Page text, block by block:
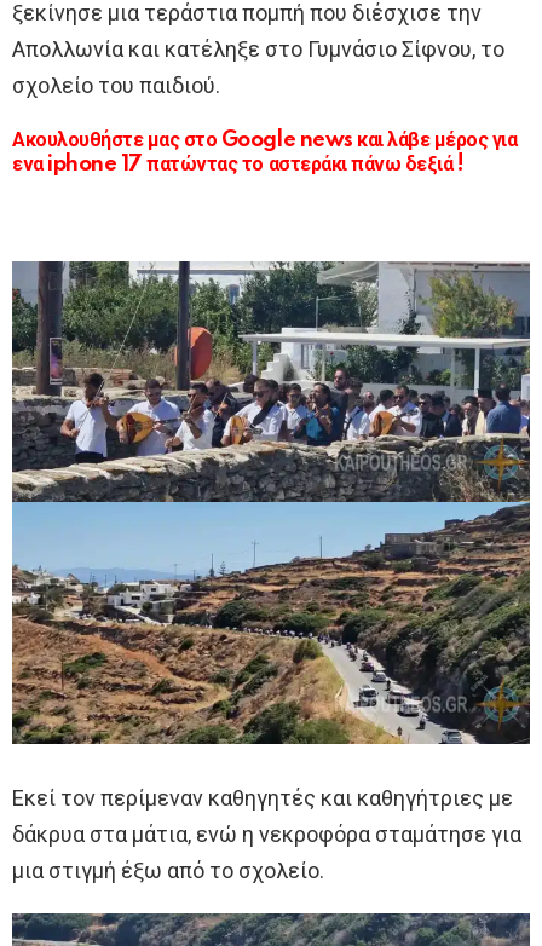
ξεκίνησε μια τεράστια πομπή που διέσχισε την
Απολλωνία και κατέληξε στο Γυμνάσιο Σίφνου, το
σχολείο του παιδιού.
Ακουλουθήστε μας στο Google news και λάβε μέρος για
ενα iphone 17 πατώντας το αστεράκι πάνω δεξιά !
Εκεί τον περίμεναν καθηγητές και καθηγήτριες με
δάκρυα στα μάτια, ενώ η νεκροφόρα σταμάτησε για
μια στιγμή έξω από το σχολείο.